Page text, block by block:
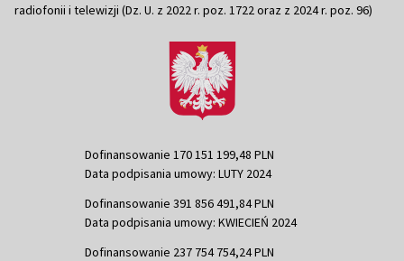
radiofonii i telewizji (Dz. U. z 2022 r. poz. 1722 oraz z 2024 r. poz. 96)
Dofinansowanie 170 151 199,48 PLN
Data podpisania umowy: LUTY 2024
Dofinansowanie 391 856 491,84 PLN
Data podpisania umowy: KWIECIEŃ 2024
Dofinansowanie 237 754 754,24 PLN